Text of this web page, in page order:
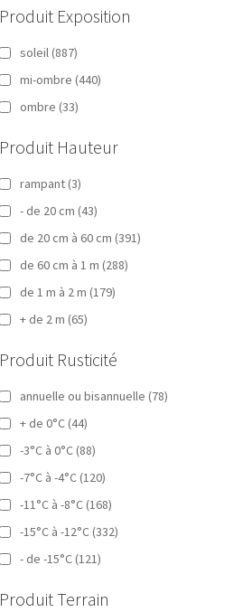
Produit Exposition
soleil (887)
mi-ombre (440)
ombre (33)
Produit Hauteur
rampant (3)
- de 20 cm (43)
de 20 cm à 60 cm (391)
de 60 cm à 1 m (288)
de 1 m à 2 m (179)
+ de 2 m (65)
Produit Rusticité
annuelle ou bisannuelle (78)
+ de 0°C (44)
-3°C à 0°C (88)
-7°C à -4°C (120)
-11°C à -8°C (168)
-15°C à -12°C (332)
- de -15°C (121)
Produit Terrain